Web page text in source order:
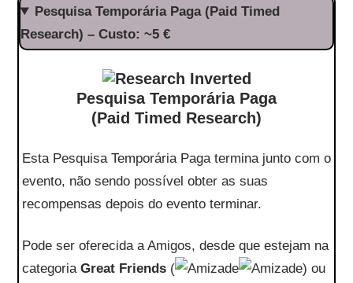
Pesquisa Temporária Paga (Paid Timed
Research) – Custo: ~5 €
Pesquisa Temporária Paga
(Paid Timed Research)
Esta Pesquisa Temporária Paga termina junto com o
evento, não sendo possível obter as suas
recompensas depois do evento terminar.
Pode ser oferecida a Amigos, desde que estejam na
categoria Great Friends(
) ou